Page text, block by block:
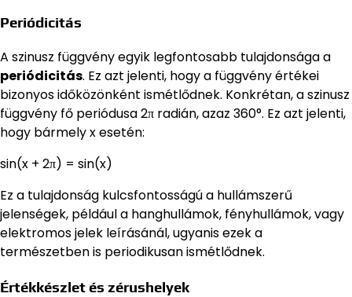
Periódicitás
A szinusz függvény egyik legfontosabb tulajdonsága a
periódicitás. Ez azt jelenti, hogy a függvény értékei
bizonyos időközönként ismétlődnek. Konkrétan, a szinusz
függvény fő periódusa 2π radián, azaz 360°. Ez azt jelenti,
hogy bármely x esetén:
sin(x + 2π) = sin(x)
Ez a tulajdonság kulcsfontosságú a hullámszerű
jelenségek, például a hanghullámok, fényhullámok, vagy
elektromos jelek leírásánál, ugyanis ezek a
természetben is periodikusan ismétlődnek.
Értékkészlet és zérushelyek